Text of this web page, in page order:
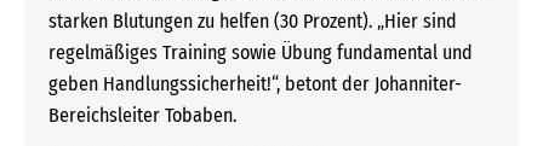
starken Blutungen zu helfen (30 Prozent). „Hier sind
regelmäßiges Training sowie Übung fundamental und
geben Handlungssicherheit!“, betont der Johanniter-
Bereichsleiter Tobaben.